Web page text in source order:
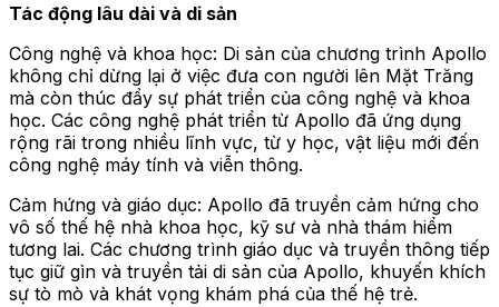
Tác động lâu dài và di sản
Công nghệ và khoa học: Di sản của chương trình Apollo
không chỉ dừng lại ở việc đưa con người lên Mặt Trăng
mà còn thúc đẩy sự phát triển của công nghệ và khoa
học. Các công nghệ phát triển từ Apollo đã ứng dụng
rộng rãi trong nhiều lĩnh vực, từ y học, vật liệu mới đến
công nghệ máy tính và viễn thông.
Cảm hứng và giáo dục: Apollo đã truyền cảm hứng cho
vô số thế hệ nhà khoa học, kỹ sư và nhà thám hiểm
tương lai. Các chương trình giáo dục và truyền thông tiếp
tục giữ gìn và truyền tải di sản của Apollo, khuyến khích
sự tò mò và khát vọng khám phá của thế hệ trẻ.